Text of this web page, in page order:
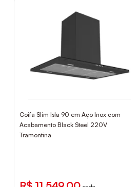
Coifa Slim Isla 90 em Aço Inox com
Acabamento Black Steel 220V
Tramontina